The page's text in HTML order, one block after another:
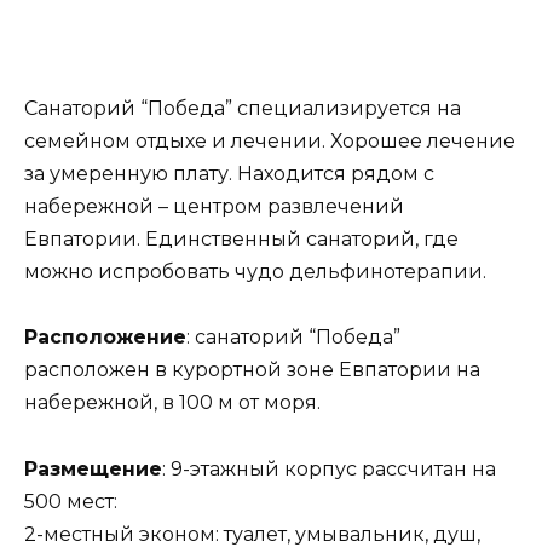
Санаторий “Победа” специализируется на
семейном отдыхе и лечении. Хорошее лечение
за умеренную плату. Находится рядом с
набережной – центром развлечений
Евпатории. Единственный санаторий, где
можно испробовать чудо дельфинотерапии.
Расположение: санаторий “Победа”
расположен в курортной зоне Евпатории на
набережной, в 100 м от моря.
Размещение: 9-этажный корпус рассчитан на
500 мест:
2-местный эконом: туалет, умывальник, душ,